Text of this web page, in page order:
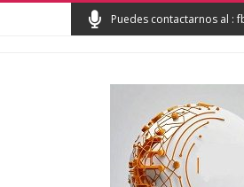
Puedes contactarnos al :